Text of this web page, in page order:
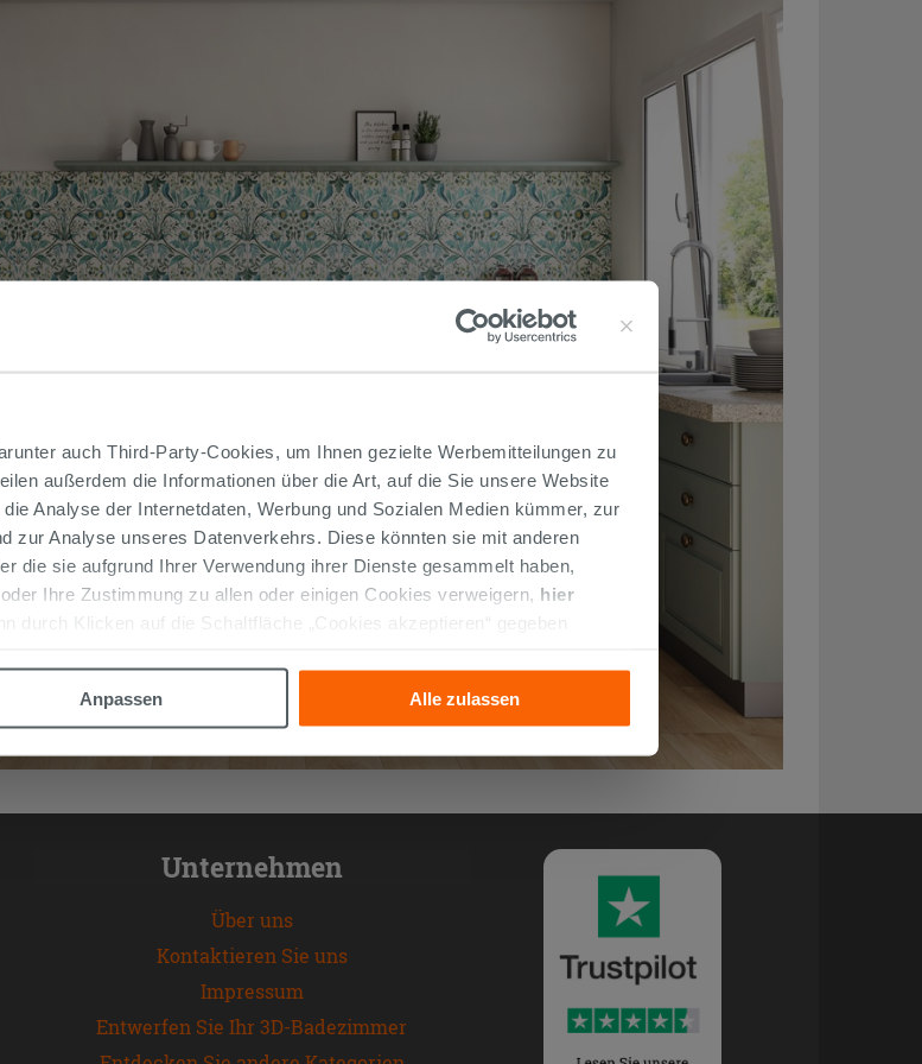
auch Third-Party-Cookies, um Ihnen gezielte Werbemitteilungen zu
außerdem die Informationen über die Art, auf die Sie unsere Website
Analyse der Internetdaten, Werbung und Sozialen Medien kümmer, zur
zur Analyse unseres Datenverkehrs. Diese könnten sie mit anderen
die sie aufgrund Ihrer Verwendung ihrer Dienste gesammelt haben,
Ihre Zustimmung zu allen oder einigen Cookies verweigern, hier
durch Klicken auf die Schaltfläche „Cookies akzeptieren“ gegeben
Anpassen
Alle zulassen
Unternehmen
Über uns
Kontaktieren Sie uns
Impressum
Entwerfen Sie Ihr 3D-Badezimmer